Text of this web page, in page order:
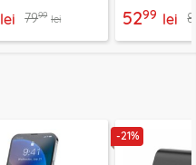
lei 7999 lei 5299 lei
-21%